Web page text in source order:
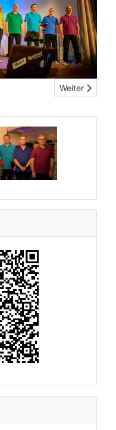
Nächster
Weiter